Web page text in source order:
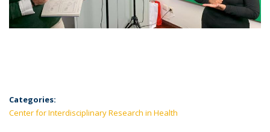
Categories:
Center for Interdisciplinary Research in Health